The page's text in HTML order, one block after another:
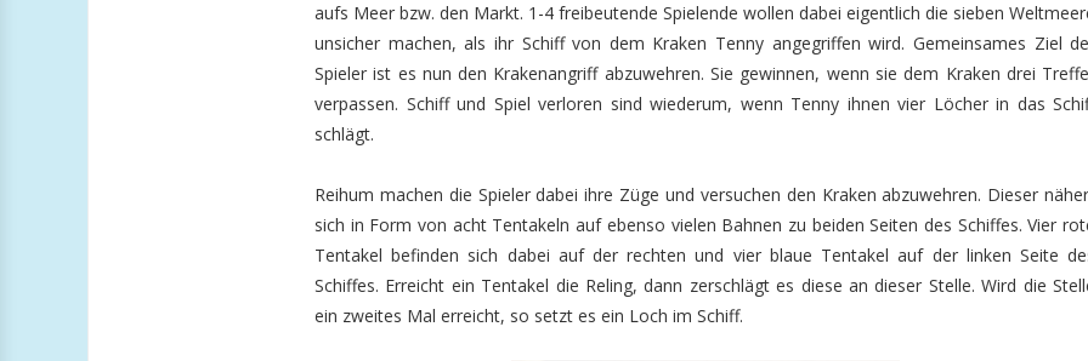
aufs Meer bzw. den Markt. 1-4 freibeutende Spielende wollen dabei eigentlich die sieben
unsicher machen, als ihr Schiff von dem Kraken Tenny angegriffen wird. Gemeinsames Ziel
Spieler ist es nun den Krakenangriff abzuwehren. Sie gewinnen, wenn sie dem Kraken drei
verpassen. Schiff und Spiel verloren sind wiederum, wenn Tenny ihnen vier Löcher in das
schlägt.
Reihum machen die Spieler dabei ihre Züge und versuchen den Kraken abzuwehren. Dieser
sich in Form von acht Tentakeln auf ebenso vielen Bahnen zu beiden Seiten des Schiffes. Vier
Tentakel befinden sich dabei auf der rechten und vier blaue Tentakel auf der linken Seite
Schiffes. Erreicht ein Tentakel die Reling, dann zerschlägt es diese an dieser Stelle. Wird die
ein zweites Mal erreicht, so setzt es ein Loch im Schiff.